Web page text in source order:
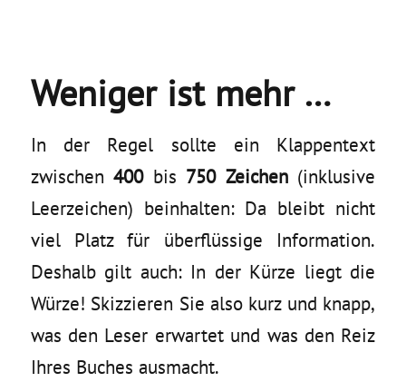
Weniger ist mehr …
In der Regel sollte ein Klappentext
zwischen400bis 750 Zeichen(inklusive
Leerzeichen) beinhalten: Da bleibt nicht
viel Platz für überflüssige Information.
Deshalb gilt auch: In der Kürze liegt die
Würze! Skizzieren Sie also kurz und knapp,
was den Leser erwartet und was den Reiz
Ihres Buches ausmacht.